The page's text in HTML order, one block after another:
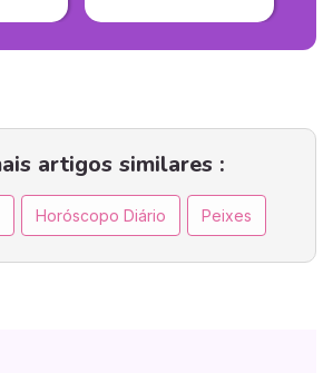
artigos similares :
Horóscopo Diário Peixes